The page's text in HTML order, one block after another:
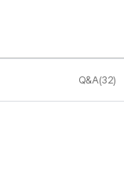
Q&A(32)